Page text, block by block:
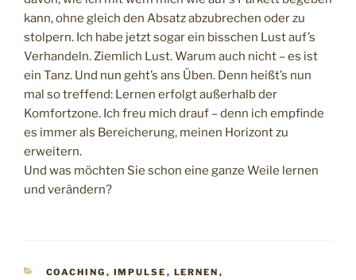
kann, ohne gleich den Absatz abzubrechen oder zu
stolpern. Ich habe jetzt sogar ein bisschen Lust auf’s
Verhandeln. Ziemlich Lust. Warum auch nicht – es ist
ein Tanz. Und nun geht’s ans Üben. Denn heißt’s nun
mal so treffend: Lernen erfolgt außerhalb der
Komfortzone. Ich freu mich drauf – denn ich empfinde
es immer als Bereicherung, meinen Horizont zu
erweitern.
Und was möchten Sie schon eine ganze Weile lernen
und verändern?
KATEGORIEN
COACHING , IMPULSE , LERNEN ,